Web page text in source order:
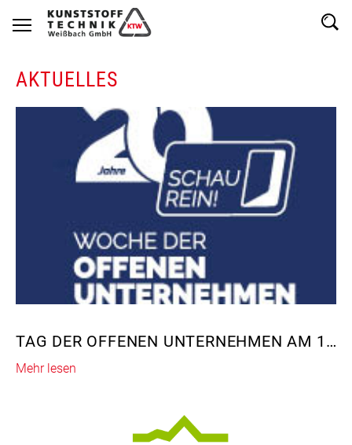
AKTUELLES
TAG DER OFFENEN UNTERNEHMEN AM 11.03.2026
Mehr lesen